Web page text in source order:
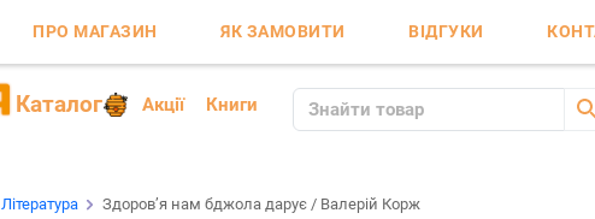
ПРО МАГАЗИН ЯК ЗАМОВИТИ ВІДГУКИ
Каталог Акції Книги
Література Здоров’я нам бджола дарує / Валерій Корж